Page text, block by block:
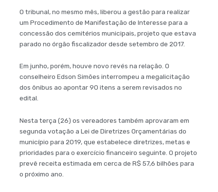
O tribunal, no mesmo mês, liberou a gestão para realizar
um Procedimento de Manifestação de Interesse para a
concessão dos cemitérios municipais, projeto que estava
parado no órgão fiscalizador desde setembro de 2017.
Em junho, porém, houve novo revés na relação. O
conselheiro Edson Simões interrompeu a megalicitação
dos ônibus ao apontar 90 itens a serem revisados no
edital.
Nesta terça (26) os vereadores também aprovaram em
segunda votação a Lei de Diretrizes Orçamentárias do
município para 2019, que estabelece diretrizes, metas e
prioridades para o exercício financeiro seguinte. O projeto
prevê receita estimada em cerca de R$ 57,6 bilhões para
o próximo ano.